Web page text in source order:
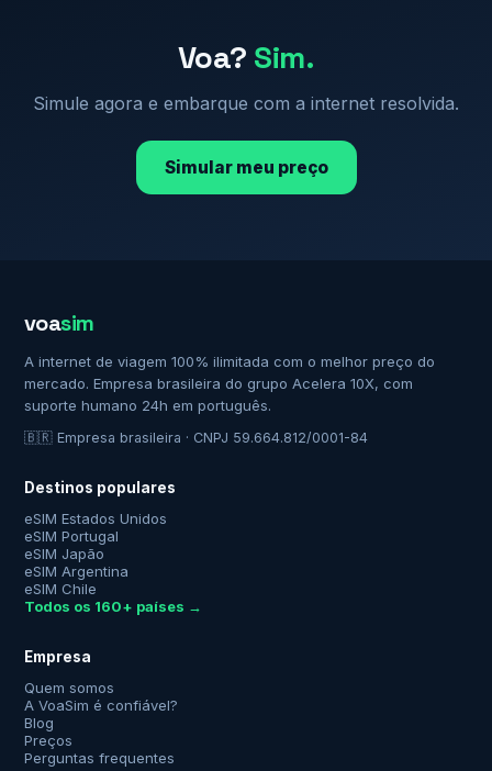
Voa? Sim.
Simule agora e embarque com a internet resolvida.
Simular meu preço
voasim
A internet de viagem 100% ilimitada com o melhor preço do
mercado. Empresa brasileira do grupo Acelera 10X, com
suporte humano 24h em português.
🇧🇷 Empresa brasileira · CNPJ 59.664.812/0001-84
Destinos populares
eSIM Estados Unidos
eSIM Portugal
eSIM Japão
eSIM Argentina
eSIM Chile
Todos os 160+ países →
Empresa
Quem somos
A VoaSim é confiável?
Blog
Preços
Perguntas frequentes